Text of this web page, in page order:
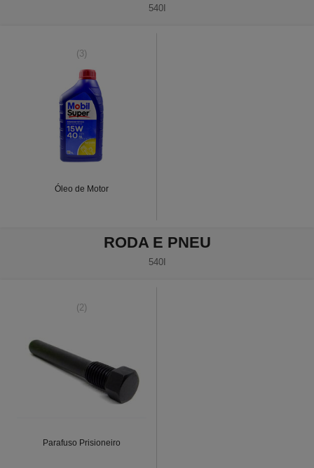
540I
(3)
Óleo de Motor
RODA E PNEU
540I
(2)
Parafuso Prisioneiro